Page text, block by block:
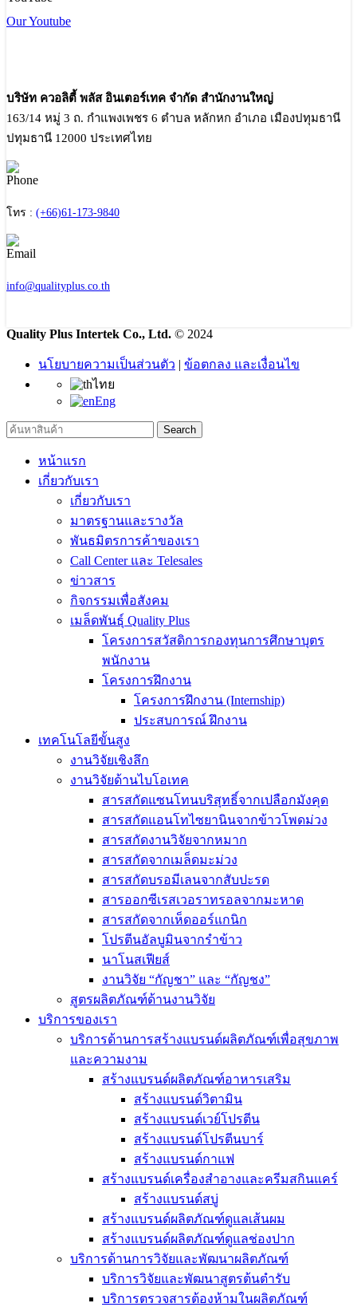
Our Youtube
บริษัท ควอลิตี้ พลัส อินเตอร์เทค จำกัด สำนักงานใหญ่
163/14 หมู่ 3 ถ. กำแพงเพชร 6 ตำบล หลักหก อำเภอ เมืองปทุมธานี
ปทุมธานี 12000 ประเทศไทย
โทร : (+66)61-173-9840
info@qualityplus.co.th
Quality Plus Intertek Co., Ltd. © 2024
นโยบายความเป็นส่วนตัว | ข้อตกลง และเงื่อนไข
ไทย
Eng
Search
หน้าแรก
เกี่ยวกับเรา
เกี่ยวกับเรา
มาตรฐานและรางวัล
พันธมิตรการค้าของเรา
Call Center และ Telesales
ข่าวสาร
กิจกรรมเพื่อสังคม
เมล็ดพันธุ์ Quality Plus
โครงการสวัสดิการกองทุนการศึกษาบุตร
พนักงาน
โครงการฝึกงาน
โครงการฝึกงาน (Internship)
ประสบการณ์ ฝึกงาน
เทคโนโลยีขั้นสูง
งานวิจัยเชิงลึก
งานวิจัยด้านไบโอเทค
สารสกัดแซนโทนบริสุทธิ์จากเปลือกมังคุด
สารสกัดแอนโทไซยานินจากข้าวโพดม่วง
สารสกัดงานวิจัยจากหมาก
สารสกัดจากเมล็ดมะม่วง
สารสกัดบรอมีเลนจากสับปะรด
สารออกซีเรสเวอราทรอลจากมะหาด
สารสกัดจากเห็ดออร์แกนิก
โปรตีนอัลบูมินจากรำข้าว
นาโนสเฟียส์
งานวิจัย “กัญชา” และ “กัญชง”
สูตรผลิตภัณฑ์ด้านงานวิจัย
บริการของเรา
บริการด้านการสร้างแบรนด์ผลิตภัณฑ์เพื่อสุขภาพ
และความงาม
สร้างแบรนด์ผลิตภัณฑ์อาหารเสริม
สร้างแบรนด์วิตามิน
สร้างแบรนด์เวย์โปรตีน
สร้างแบรนด์โปรตีนบาร์
สร้างแบรนด์กาแฟ
สร้างแบรนด์เครื่องสำอางและครีมสกินแคร์
สร้างแบรนด์สบู่
สร้างแบรนด์ผลิตภัณฑ์ดูแลเส้นผม
สร้างแบรนด์ผลิตภัณฑ์ดูแลช่องปาก
บริการด้านการวิจัยและพัฒนาผลิตภัณฑ์
บริการวิจัยและพัฒนาสูตรต้นตำรับ
บริการตรวจสารต้องห้ามในผลิตภัณฑ์